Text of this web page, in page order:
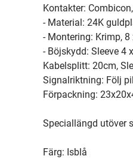
Kontakter:
- Material: 24K
- Montering: Krimp,
- Böjskydd: Sleeve 4
Kabelsplitt: 20cm,
Signalriktning: Följ
Förpackning:
Speciallängd utöver
Färg: Isblå